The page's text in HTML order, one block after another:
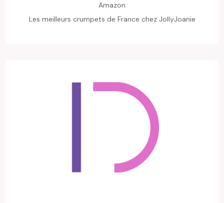
Amazon
Les meilleurs crumpets de France chez JollyJoanie